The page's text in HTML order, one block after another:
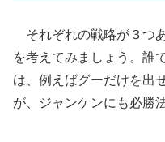
それぞれの戦略が３つ
を考えてみましょう。誰
は、例えばグーだけを出
が、ジャンケンにも必勝